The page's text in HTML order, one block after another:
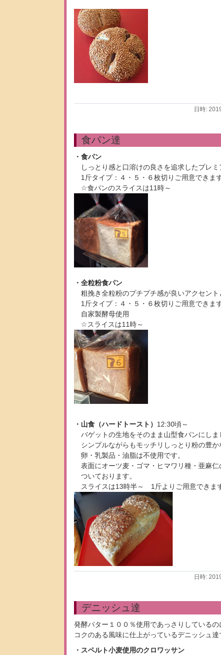
日時:
食パン達
・食パン
しっとり感と口溶けの良さを追求したプレミ
1斤タイプ：４・５・６枚切りご用意できま
☆食パンのスライスは11時～
・全粒粉食パン
粗挽き全粒粉のプチプチ感が良いアクセント
1斤タイプ：４・５・６枚切りご用意できま
自家製酵母使用
☆スライスは11時～
・山食（ハードトースト） 12:30頃～
バゲットの生地をそのまま山型食パンにしま
シンプルながらもモッチリしっとり粉の豊か
卵・乳製品・油脂は不使用です。
表面にオーツ麦・ゴマ・ヒマワリ種・亜麻仁
ついております。
スライスは13時半～ 1斤よりご用意できま
日時:
デニッシュ達
発酵バター１００％使用であっさりしているの
コクのある風味に仕上がっているデニッシュ達
・スペルト小麦使用のクロワッサン